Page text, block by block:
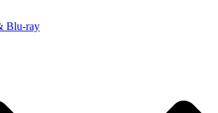
Blu-ray